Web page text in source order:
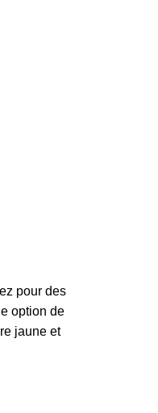
pour des
option de
jaune et